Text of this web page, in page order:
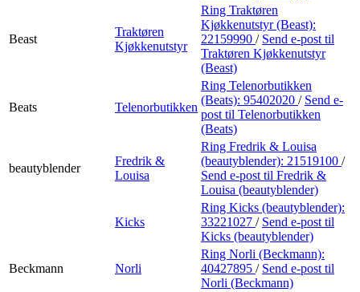
Beast
Traktøren
Kjøkkenutstyr
Ring Traktøren
Kjøkkenutstyr (Beast):
22159990 / Send e-post til
Traktøren Kjøkkenutstyr
(Beast)
Beats Telenorbutikken
Ring Telenorbutikken
(Beats): 95402020 / Send e-
post til Telenorbutikken
(Beats)
beautyblender
Fredrik &
Louisa
Ring Fredrik & Louisa
(beautyblender): 21519100 /
Send e-post til Fredrik &
Louisa (beautyblender)
Kicks
Ring Kicks (beautyblender):
33221027 / Send e-post til
Kicks (beautyblender)
Beckmann Norli
Ring Norli (Beckmann):
40427895 / Send e-post til
Norli (Beckmann)